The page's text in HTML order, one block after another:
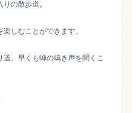
の散歩道。
しむことができます。
、早くも蝉の鳴き声を聞くこ